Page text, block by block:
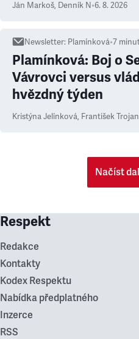
Ján Markoš, Denník N•6. 8. 2026
Newsletter: Plamínková•7
Plamínková: Boj o
Vávrovci versus
hvězdný týden
Kristýna Jelínková, František Trojan
Načíst
Respekt
Redakce
Kontakty
Kodex Respektu
Nabídka předplatného
Inzerce
RSS